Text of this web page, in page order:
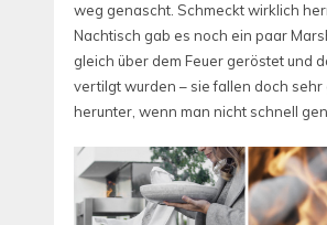
weg genascht. Schmeckt wirklich
Nachtisch gab es noch ein paar
gleich über dem Feuer geröstet und
vertilgt wurden – sie fallen doch sehr
herunter, wenn man nicht schnell